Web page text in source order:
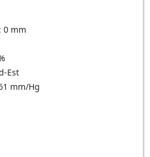
0 mm
Est
mm/Hg